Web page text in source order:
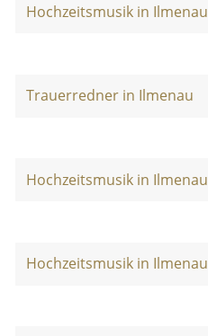
Hochzeitsmusik in Ilmenau
Trauerredner in Ilmenau
Hochzeitsmusik in Ilmenau
Hochzeitsmusik in Ilmenau